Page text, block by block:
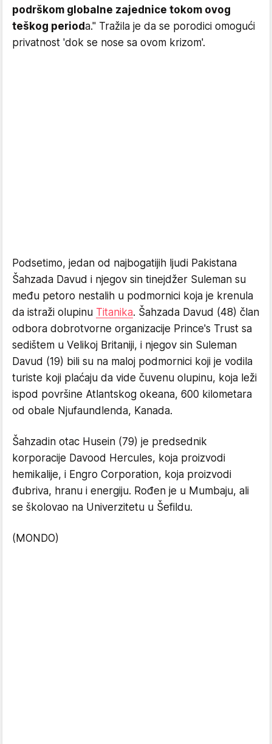
podrškom globalne zajednice tokom ovog
teškog perioda." Tražila je da se porodici omogući
privatnost 'dok se nose sa ovom krizom'.
Podsetimo, jedan od najbogatijih ljudi Pakistana
Šahzada Davud i njegov sin tinejdžer Suleman su
među petoro nestalih u podmornici koja je krenula
da istraži olupinu Titanika. Šahzada Davud (48) član
odbora dobrotvorne organizacije Prince's Trust sa
sedištem u Velikoj Britaniji, i njegov sin Suleman
Davud (19) bili su na maloj podmornici koji je vodila
turiste koji plaćaju da vide čuvenu olupinu, koja leži
ispod površine Atlantskog okeana, 600 kilometara
od obale Njufaundlenda, Kanada.
Šahzadin otac Husein (79) je predsednik
korporacije Davood Hercules, koja proizvodi
hemikalije, i Engro Corporation, koja proizvodi
đubriva, hranu i energiju. Rođen je u Mumbaju, ali
se školovao na Univerzitetu u Šefildu.
(MONDO)